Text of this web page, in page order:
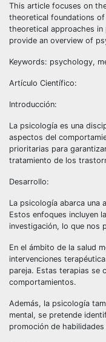
This article focuses on
theoretical foundations
theoretical approaches
provide an overview of
Keywords: psychology,
Artículo Científico:
Introducción:
La psicología es una
aspectos del
prioritarias para
tratamiento de los
Desarrollo:
La psicología abarca una
Estos enfoques incluyen
investigación, lo que nos
En el ámbito de la salud
intervenciones
pareja. Estas terapias se
comportamientos.
Además, la psicología
mental, se pretende
promoción de